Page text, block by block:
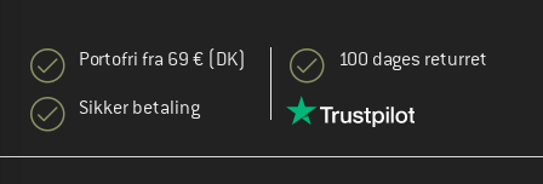
Portofri fra 69 € (DK)
Sikker betaling
100 dages returret